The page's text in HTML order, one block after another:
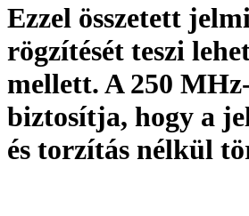
Ezzel összetett
rögzítését teszi
mellett. A 250 MHz-
biztosítja, hogy a
és torzítás nélkül